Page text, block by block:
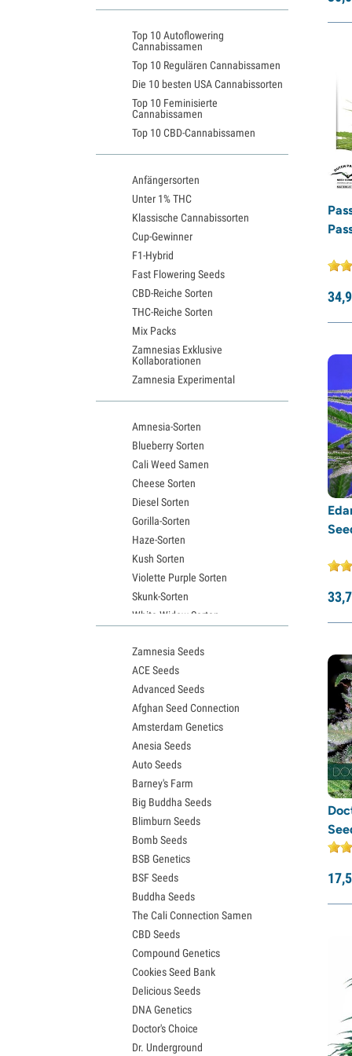
34,
33,
17,
Fastbuds (12)
Female Seeds (17)
French Touch Seeds (9)
G13 Labs (5)
Garden of Green (31)
GeneSeeds (4)
Greenhouse Seeds
(54)
Growers Choice
Humboldt Seed Company
Humboldt Seeds
Seedstockers Superior
Kalashnikov Seeds
Kannabia (54)
Light Buds (1)
Little Chief Collabs (2)
Medical Seeds (16)
Ministry of Cannabis
Nirvana Seeds (19)
Original Sensible Seeds
Paradise Seeds
Perfect Tree
Pheno Finder (12)
Philosopher Seeds
Positronics Seeds (8)
Pure Instinto (34)
Purple City Genetics
Pyramid Seeds (23)
Rare Dankness (3)
Reggae Seeds (1)
Resin Seeds (1)
Ripper Seeds
(16)
Sagarmatha Seeds
Samsara Seeds
Sensi Seeds (30)
Serious Seeds (11)
Silent Seeds (22)
Soma Seeds (5)
Spliff Seeds (15)
Strain Hunters (7)
Sumo Seeds
Top 10 Autoflowering
Cannabissamen
Top 10 Regulären Cannabissamen
Die 10 besten USA Cannabissorten
Top 10 Feminisierte
Cannabissamen
Top 10 CBD-Cannabissamen
Anfängersorten
Unter 1% THC
Klassische Cannabissorten
Cup-Gewinner
F1-Hybrid
Fast Flowering Seeds
CBD-Reiche Sorten
THC-Reiche Sorten
Mix Packs
Zamnesias Exklusive
Kollaborationen
Zamnesia Experimental
Amnesia-Sorten
Blueberry Sorten
Cali Weed Samen
Cheese Sorten
Diesel Sorten
Gorilla-Sorten
Haze-Sorten
Kush Sorten
Violette Purple Sorten
Skunk-Sorten
White Widow Sorten
Granddaddy Purple Samen
OG Kush Samen
Blue Dream Samen
Lemon Haze Samen
Bruce Banner Samen
Gelato Samen
Sour Diesel Samen
Jack Herer Samen
Girl Scout Cookies Samen
Wedding Cake Samen
Zkittlez Samen
Pineapple Express Samen
Chemdawg Samen
Hindu Kush Samen
Mimosa Samen
Zamnesia Seeds
ACE Seeds
Advanced Seeds
Afghan Seed Connection
Amsterdam Genetics
Anesia Seeds
Auto Seeds
Barney's Farm
Big Buddha Seeds
Blimburn Seeds
Bomb Seeds
BSB Genetics
BSF Seeds
Buddha Seeds
The Cali Connection Samen
CBD Seeds
Compound Genetics
Cookies Seed Bank
Delicious Seeds
DNA Genetics
Doctor's Choice
Dr. Underground